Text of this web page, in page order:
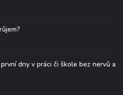
dny v práci či škole bez nervů a